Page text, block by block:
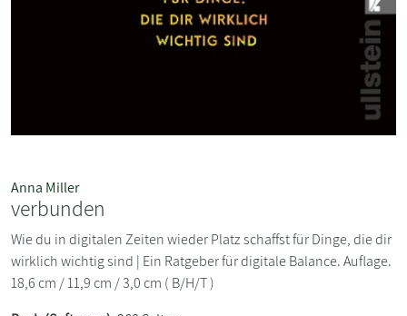
Anna Miller
verbunden
Wie du in digitalen Zeiten wieder Platz schaffst für Dinge, die dir
wirklich wichtig sind | Ein Ratgeber für digitale Balance. Auflage.
18,6 cm / 11,9 cm / 3,0 cm ( B/H/T )